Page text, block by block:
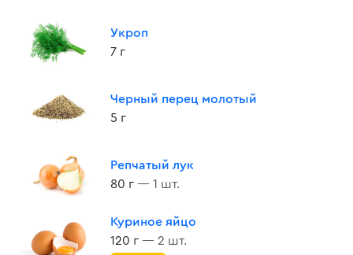
Укроп
7 г
Черный перец молотый
5 г
Репчатый лук
80 г — 1 шт.
Куриное яйцо
120 г — 2 шт.